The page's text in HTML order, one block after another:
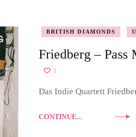
BRITISH DIAMONDS
Friedberg – Pass
3
Das Indie Quartett
CONTINUE...